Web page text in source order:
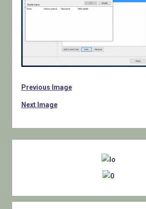
Previous Image
Next Image